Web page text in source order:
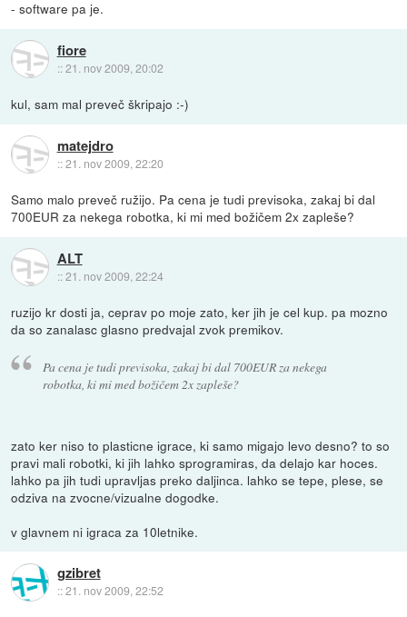
- software pa je.
fiore
::21. nov 2009, 20:02
kul, sam mal preveč škripajo :-)
matejdro
::21. nov 2009, 22:20
Samo malo preveč ružijo. Pa cena je tudi previsoka, zakaj bi dal
700EUR za nekega robotka, ki mi med božičem 2x zapleše?
ALT
::21. nov 2009, 22:24
ruzijo kr dosti ja, ceprav po moje zato, ker jih je cel kup. pa mozno
da so zanalasc glasno predvajal zvok premikov.
Pa cena je tudi previsoka, zakaj bi dal 700EUR za nekega
robotka, ki mi med božičem 2x zapleše?
zato ker niso to plasticne igrace, ki samo migajo levo desno? to so
pravi mali robotki, ki jih lahko sprogramiras, da delajo kar hoces.
lahko pa jih tudi upravljas preko daljinca. lahko se tepe, plese, se
odziva na zvocne/vizualne dogodke.
v glavnem ni igraca za 10letnike.
gzibret
::21. nov 2009, 22:52